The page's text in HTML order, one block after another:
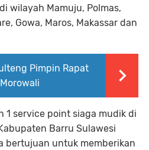
wilayah Mamuju, Polmas,
Gowa, Maros, Makassar dan
Pimpin Rapat
1 service point siaga mudik di
Barru Sulawesi
bertujuan untuk memberikan